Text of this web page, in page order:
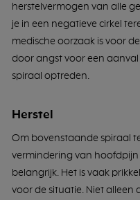
herstelvermogen van alle
je in een negatieve cirkel
medische oorzaak is voor
door angst voor een
spiraal optreden.
Herstel
Om bovenstaande spiraal
vermindering van hoofdpijn
belangrijk. Het is vaak
voor de situatie. Niet alleen